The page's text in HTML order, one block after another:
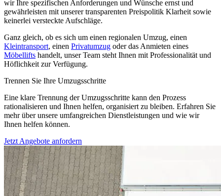
wir Ihre spezifischen Anforderungen und Wünsche ernst und
gewährleisten mit unserer transparenten Preispolitik Klarheit sowie
keinerlei versteckte Aufschläge.
Ganz gleich, ob es sich um einen regionalen Umzug, einen
Kleintransport, einen Privatumzug oder das Anmieten eines
Möbellifts handelt, unser Team steht Ihnen mit Professionalität und
Höflichkeit zur Verfügung.
Trennen Sie Ihre Umzugsschritte
Eine klare Trennung der Umzugsschritte kann den Prozess
rationalisieren und Ihnen helfen, organisiert zu bleiben. Erfahren Sie
mehr über unsere umfangreichen Dienstleistungen und wie wir
Ihnen helfen können.
Jetzt Angebote anfordern